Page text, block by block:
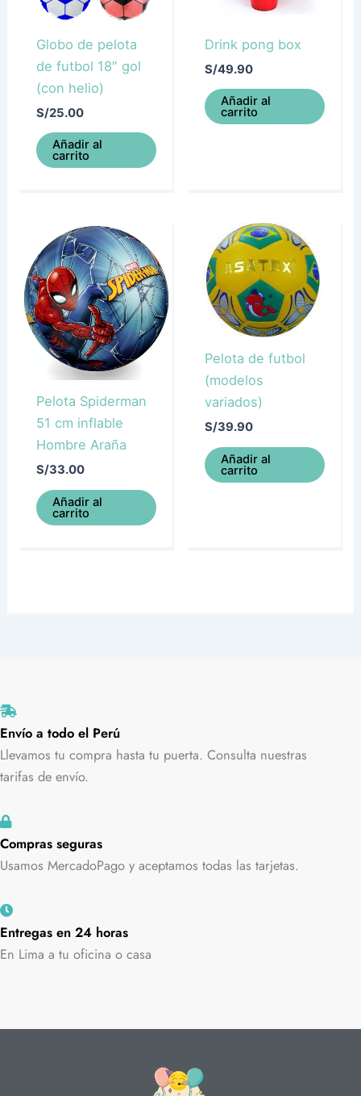
Globo de pelota
de futbol 18″ gol
(con helio)
S/25.00
Añadir al
carrito
Drink pong box
S/49.90
Añadir al
carrito
Pelota Spiderman
51 cm inflable
Hombre Araña
S/33.00
Añadir al
carrito
Pelota de futbol
(modelos
variados)
S/39.90
Añadir al
carrito
Envío a todo el Perú
Llevamos tu compra hasta tu puerta. Consulta nuestras
tarifas de envío.
Compras seguras
Usamos MercadoPago y aceptamos todas las tarjetas.
Entregas en 24 horas
En Lima a tu oficina o casa